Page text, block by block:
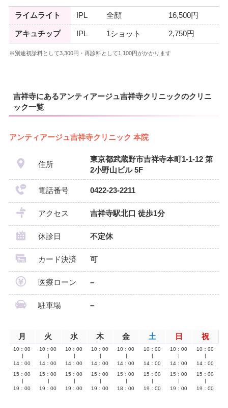
ライムライト IPL 全顔 16,500円
アキュチップ IPL 1ショット 2,750円
※別途初診料として3,300円・再診料として1,100円がかかります
吉祥寺にあるアンティアージュ吉祥寺クリニックのクリニ
ック一覧
アンティアージュ吉祥寺クリニック 本院
住所
東京都武蔵野市吉祥寺本町1-1-12 第
2小野山ビル 5F
電話番号 0422-23-2211
アクセス 吉祥寺駅北口 徒歩1分
休診日 不定休
カード決済 可
医療ローン –
駐車場 –
月 火 水 木 金 土 日 祝
10：00
14：00
10：00
14：00
10：00
14：00
10：00
14：00
10：00
14：00
10：00
14：00
10：00
14：00
10：00
14：00
15：00
19：00
15：00
19：00
15：00
19：00
15：00
19：00
15：00
18：00
15：00
19：00
15：00
19：00
15：00
19：00